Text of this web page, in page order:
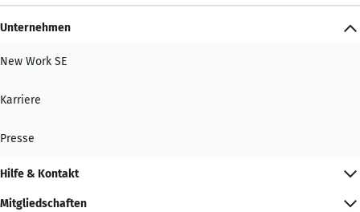
Unternehmen
New Work SE
Karriere
Presse
Hilfe & Kontakt
Mitgliedschaften